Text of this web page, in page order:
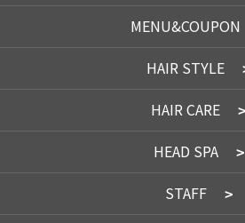
MENU&COUPON
HAIR STYLE
HAIR CARE
HEAD SPA
STAFF